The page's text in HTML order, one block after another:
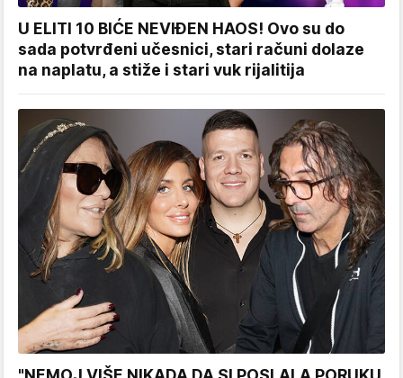
U ELITI 10 BIĆE NEVIĐEN HAOS! Ovo su do
sada potvrđeni učesnici, stari računi dolaze
na naplatu, a stiže i stari vuk rijalitija